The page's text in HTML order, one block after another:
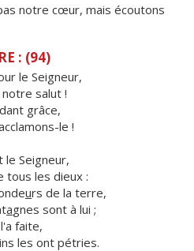
notre cœur, mais écoutons
: (94)
le Seigneur,
salut !
grâce,
le !
le Seigneur,
tous les dieux :
urs de la terre,
agnes sont à lui ;
faite,
ins les ont pétries.